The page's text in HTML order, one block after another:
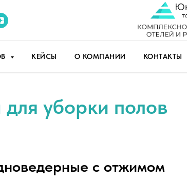
КЕЙСЫ О КОМПАНИИ КОНТАКТЫ
для уборки полов
с отжимом